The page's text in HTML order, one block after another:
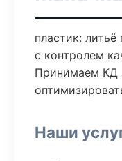
пластик:
с контролем
Принимаем КД
Наши